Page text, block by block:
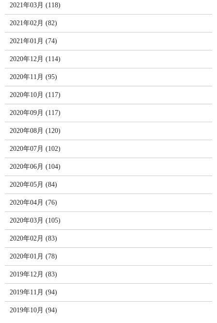
2021年03月 (118)
2021年02月 (82)
2021年01月 (74)
2020年12月 (114)
2020年11月 (95)
2020年10月 (117)
2020年09月 (117)
2020年08月 (120)
2020年07月 (102)
2020年06月 (104)
2020年05月 (84)
2020年04月 (76)
2020年03月 (105)
2020年02月 (83)
2020年01月 (78)
2019年12月 (83)
2019年11月 (94)
2019年10月 (94)